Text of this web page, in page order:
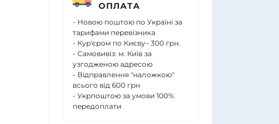
ОПЛАТА
- Новою поштою по Україні за
тарифами перевізника
- Кур'єром по Києву– 300 грн.
- Самовивіз: м. Київ за
узгодженою адресою
- Відправлення "наложкою"
всього від 600 грн
- Укрпоштою за умови 100%
передоплати